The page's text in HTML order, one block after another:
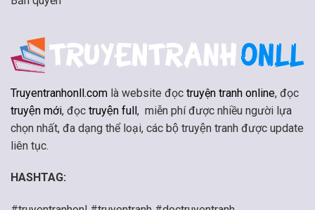
Truyentranhonll.com là website đọc truyện tranh online, đọc
truyện mới, đọc truyện full, miễn phí được nhiều người lựa
chọn nhất, đa dạng thể loại, các bộ truyện tranh được update
liên tục.
HASHTAG: